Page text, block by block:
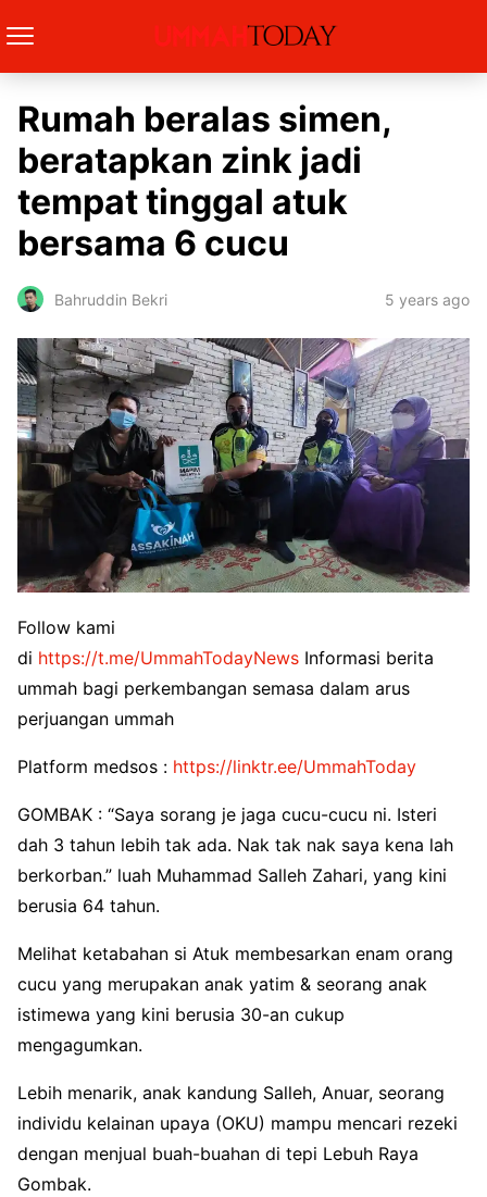
Rumah beralas simen,
beratapkan zink jadi
tempat tinggal atuk
bersama 6 cucu
Bahruddin Bekri 5 years ago
Follow kami
di https://t.me/UmmahTodayNews Informasi berita
ummah bagi perkembangan semasa dalam arus
perjuangan ummah
Platform medsos : https://linktr.ee/UmmahToday
GOMBAK : “Saya sorang je jaga cucu-cucu ni. Isteri
dah 3 tahun lebih tak ada. Nak tak nak saya kena lah
berkorban.” luah Muhammad Salleh Zahari, yang kini
berusia 64 tahun.
Melihat ketabahan si Atuk membesarkan enam orang
cucu yang merupakan anak yatim & seorang anak
istimewa yang kini berusia 30-an cukup
mengagumkan.
Lebih menarik, anak kandung Salleh, Anuar, seorang
individu kelainan upaya (OKU) mampu mencari rezeki
dengan menjual buah-buahan di tepi Lebuh Raya
Gombak.